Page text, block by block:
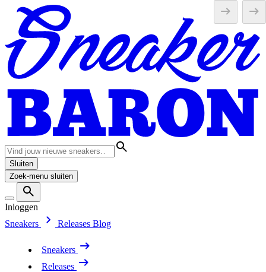
Sluiten
Zoek-menu sluiten
Inloggen
Sneakers
Releases Blog
Sneakers
Releases